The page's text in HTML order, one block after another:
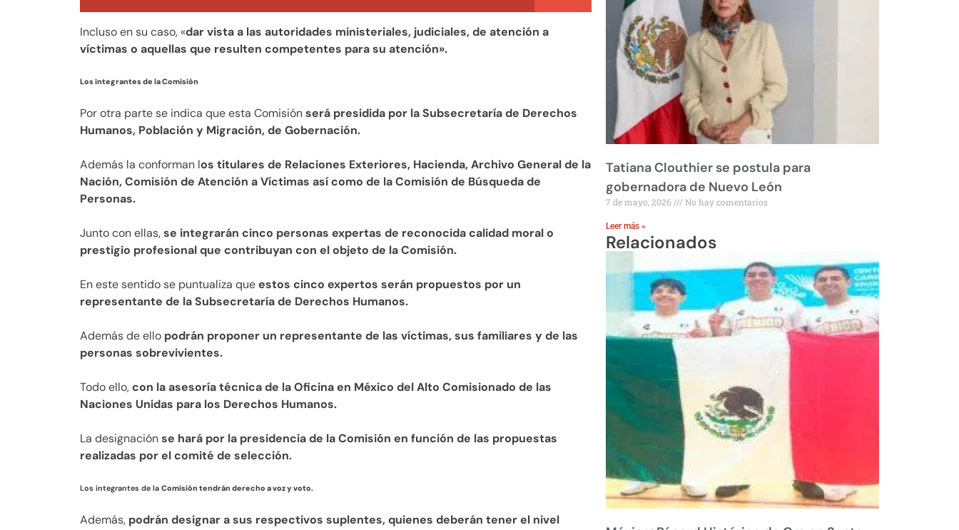
Incluso en su caso, «dar vista a las autoridades ministeriales, judiciales, de atención a
víctimas o aquellas que resulten competentes para su atención».
Los integrantes de la Comisión
Por otra parte se indica que esta Comisiónserá presidida por la Subsecretaría de Derechos
Humanos, Población y Migración, de Gobernación.
Además la conforman los titulares de Relaciones Exteriores, Hacienda, Archivo General de la
Nación, Comisión de Atención a Víctimas así como de la Comisión de Búsqueda de
Personas.
Junto con ellas,se integrarán cinco personas expertas de reconocida calidad moral o
prestigio profesional que contribuyan con el objeto de la Comisión.
En este sentido se puntualiza queestos cinco expertos serán propuestos por un
representante de la Subsecretaría de Derechos Humanos.
Además de ello podrán proponer un representante de las víctimas, sus familiares y de las
personas sobrevivientes.
Todo ello,con la asesoría técnica de la Oficina en México del Alto Comisionado de las
Naciones Unidas para los Derechos Humanos.
La designaciónse hará por la presidencia de la Comisión en función de las propuestas
realizadas por el comité de selección.
Los integrantes de la Comisión tendrán derecho a voz y voto.
Además, podrán designar a sus respectivos suplentes, quienes deberán tener el nivel
Tatiana Clouthier se postula para
gobernadora de Nuevo León
7 de mayo, 2026 No hay comentarios
Leer más »
Relacionados